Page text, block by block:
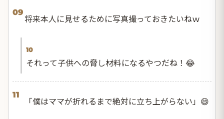
09
将来本人に見せるために写真撮っておきたいねｗ
10
それって子供への脅し材料になるやつだね！😂
11
「僕はママが折れるまで絶対に立ち上がらない」😄